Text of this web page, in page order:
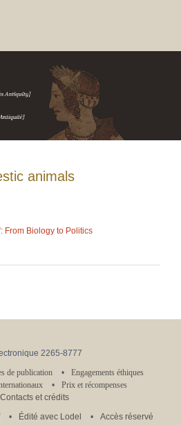
animals
From Biology to Politics
2265-8777
de publication
Engagements éthiques
Prix et récompenses
Contacts et crédits
Édité avec Lodel Accès réservé